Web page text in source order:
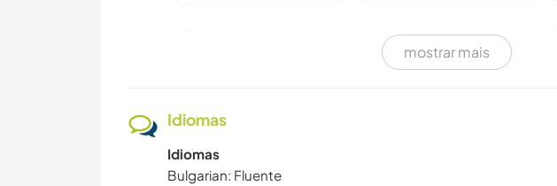
CAMPING
mostrar mais
Idiomas
Idiomas
Bulgarian: Fluente